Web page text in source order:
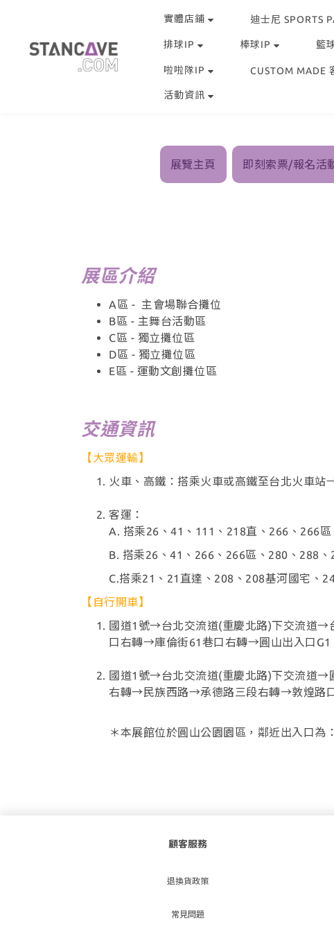
實體店鋪 迪士尼 SPORTS
排球IP 棒球IP 籃
啦啦隊IP CUSTOM MADE
活動資訊
展覽主頁 即刻索票/報名活
展區介紹
A區 - 主會場聯合攤位
B區 - 主舞台活動區
C區 - 獨立攤位區
D區 - 獨立攤位區
E區 - 運動文創攤位區
交通資訊
【大眾運輸】
火車、高鐵：搭乘火車或高鐵至台北火車
客運：
A. 搭乘26、41、111、218直、266、266
B. 搭乘26、41、266、266區、280、288
C.搭乘21、21直達、208、208基河國宅、
【自行開車】
國道1號→台北交流道(重慶北路)下交流道
口右轉→庫倫街61巷口右轉→圓山出入口G1
國道1號→台北交流道(重慶北路)下交流道
右轉→民族西路→承德路三段右轉→敦煌路
＊本展館位於圓山公園園區，鄰近出入口為
顧客服務
退換貨政策
常見問題